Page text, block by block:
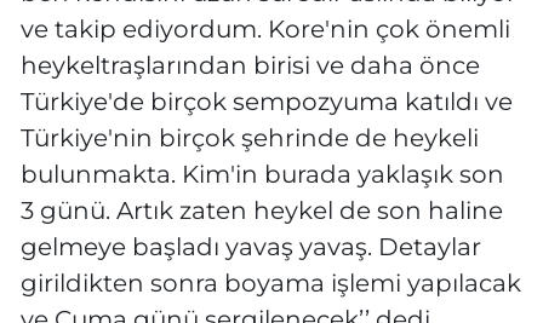
ve takip ediyordum. Kore'nin çok önemli
heykeltraşlarından birisi ve daha önce
Türkiye'de birçok sempozyuma katıldı ve
Türkiye'nin birçok şehrinde de heykeli
bulunmakta. Kim'in burada yaklaşık son
3 günü. Artık zaten heykel de son haline
gelmeye başladı yavaş yavaş. Detaylar
girildikten sonra boyama işlemi yapılacak
ve Cuma günü sergilenecek’’ dedi.